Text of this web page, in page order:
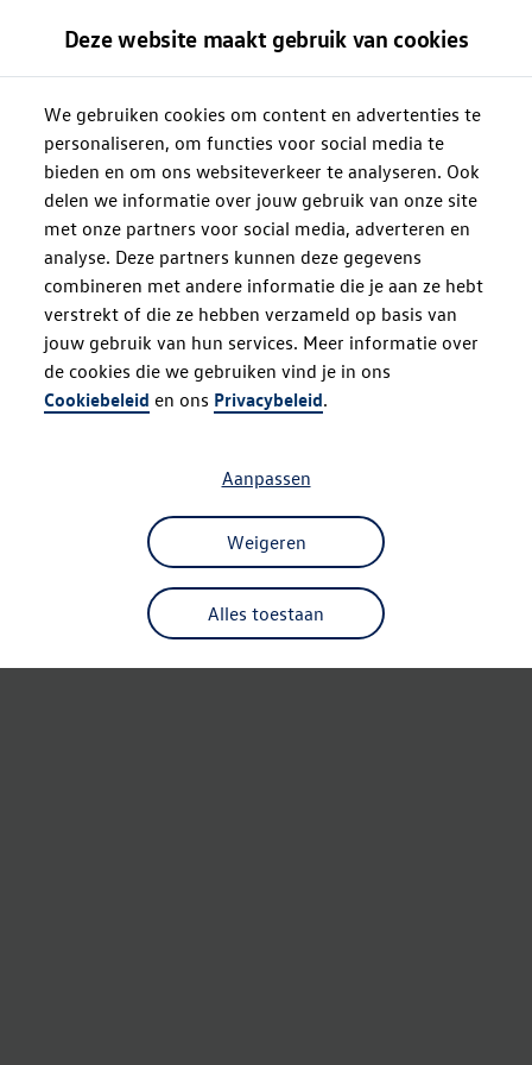
Deze website maakt gebruik van cookies
We gebruiken cookies om content en advertenties te
personaliseren, om functies voor social media te
bieden en om ons websiteverkeer te analyseren. Ook
delen we informatie over jouw gebruik van onze site
met onze partners voor social media, adverteren en
analyse. Deze partners kunnen deze gegevens
combineren met andere informatie die je aan ze hebt
verstrekt of die ze hebben verzameld op basis van
jouw gebruik van hun services. Meer informatie over
de cookies die we gebruiken vind je in ons
Cookiebeleid en ons Privacybeleid.
Alles toestaan
Weigeren
Aanpassen
Oops!
Something went wrong. Please try
refreshing the app
Refresh